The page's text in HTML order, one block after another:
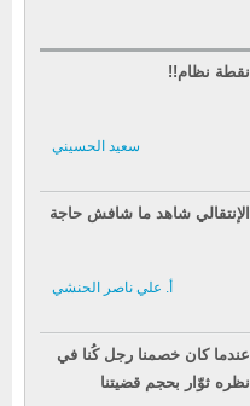
نقطة نظام!!
سعيد الحسيني
الإنتقالي شاهد ما شافش حاجة
أ. علي ناصر الحنشي
عندما كان خصمنا رجل كُنا في
نظره ثوّار بحجم قضيتنا